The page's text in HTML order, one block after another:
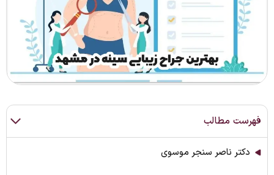
فهرست مطالب
دکتر ناصر سنجر موسوی